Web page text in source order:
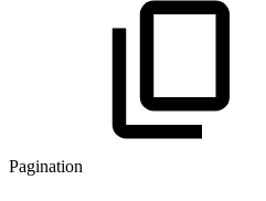
Pagination